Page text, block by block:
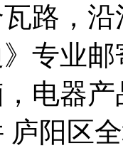
路，
专业
电器
庐阳区